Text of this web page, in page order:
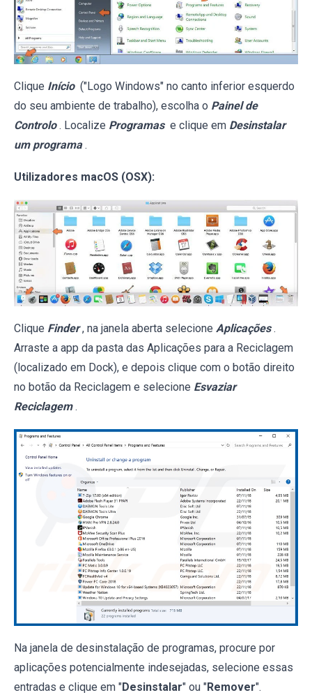
Clique Início ("Logo Windows" no canto inferior esquerdo
do seu ambiente de trabalho), escolha o Painel de
Controlo . Localize Programas e clique em Desinstalar
um programa .
Utilizadores macOS (OSX):
Clique Finder , na janela aberta selecione Aplicações .
Arraste a app da pasta das Aplicações para a Reciclagem
(localizado em Dock), e depois clique com o botão direito
no botão da Reciclagem e selecione Esvaziar
Reciclagem .
Na janela de desinstalação de programas, procure por
aplicações potencialmente indesejadas, selecione essas
entradas e clique em "Desinstalar" ou "Remover".